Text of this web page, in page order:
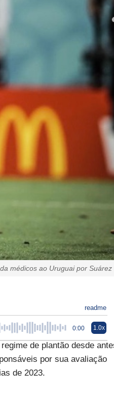
médicos ao Uruguai por Suárez
readme
0:00 1.0x
de plantão desde
por sua avaliação
de 2023.